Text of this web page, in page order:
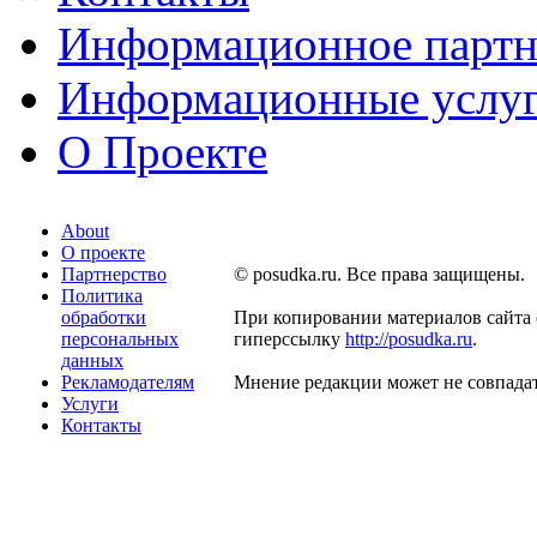
Информационное
Информационные
О Проекте
About
О проекте
Партнерство
Политика
обработки
персональных
данных
Рекламодателям
Услуги
Контакты
© posudka.ru. Все права защищены.
При копировании материалов сайта
гиперссылку http://posudka.ru.
Мнение редакции может не